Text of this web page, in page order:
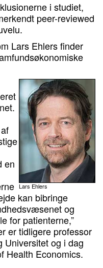
i studiet,
peer-reviewed
Lars Ehlers finder
Lars Ehlers
en
kan bibringe
og
for patienterne,”
er tidligere professor
Universitet og i dag
Health Economics.